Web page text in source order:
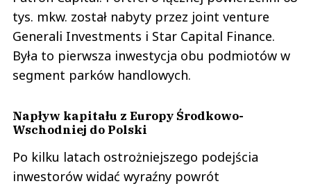
tys. mkw. został nabyty przez joint venture
Generali Investments i Star Capital Finance.
Była to pierwsza inwestycja obu podmiotów w
segment parków handlowych.
Napływ kapitału z Europy Środkowo-
Wschodniej do Polski
Po kilku latach ostrożniejszego podejścia
inwestorów widać wyraźny powrót